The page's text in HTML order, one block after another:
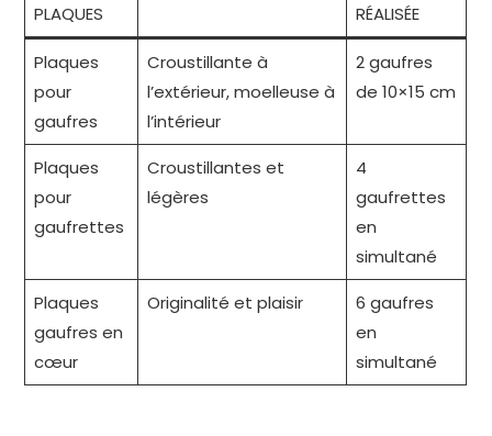
PLAQUES
RÉALISÉE
Plaques
pour
gaufres
Croustillante à
l’extérieur, moelleuse à
l’intérieur
2 gaufres
de 10×15 cm
Plaques
pour
gaufrettes
Croustillantes et
légères
4
gaufrettes
en
simultané
Plaques
gaufres en
cœur
Originalité et plaisir
6 gaufres
en
simultané